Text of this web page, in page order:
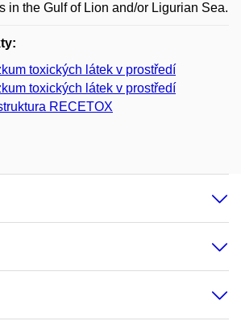
in the Gulf of Lion and/or Ligurian Sea.
toxických látek v prostředí
toxických látek v prostředí
RECETOX